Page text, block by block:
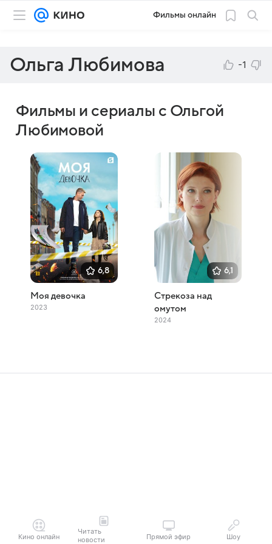
Фильмы онлайн
Ольга Любимова -1
Фильмы и сериалы с Ольгой
Любимовой
6,8
Моя девочка
2023
6,1
Стрекоза над
омутом
2024
Кино онлайн
Читать
новости
Прямой эфир Шоу